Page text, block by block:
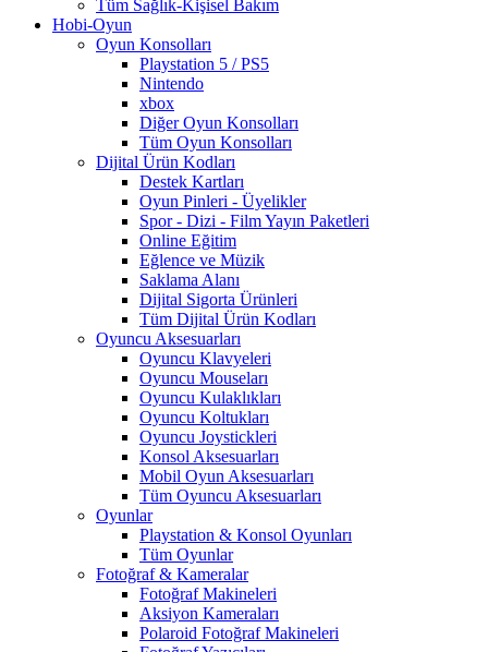
Tüm Sağlık-Kişisel Bakım
Hobi-Oyun
Oyun Konsolları
Playstation 5 / PS5
Nintendo
xbox
Diğer Oyun Konsolları
Tüm Oyun Konsolları
Dijital Ürün Kodları
Destek Kartları
Oyun Pinleri - Üyelikler
Spor - Dizi - Film Yayın Paketleri
Online Eğitim
Eğlence ve Müzik
Saklama Alanı
Dijital Sigorta Ürünleri
Tüm Dijital Ürün Kodları
Oyuncu Aksesuarları
Oyuncu Klavyeleri
Oyuncu Mouseları
Oyuncu Kulaklıkları
Oyuncu Koltukları
Oyuncu Joystickleri
Konsol Aksesuarları
Mobil Oyun Aksesuarları
Tüm Oyuncu Aksesuarları
Oyunlar
Playstation & Konsol Oyunları
Tüm Oyunlar
Fotoğraf & Kameralar
Fotoğraf Makineleri
Aksiyon Kameraları
Polaroid Fotoğraf Makineleri